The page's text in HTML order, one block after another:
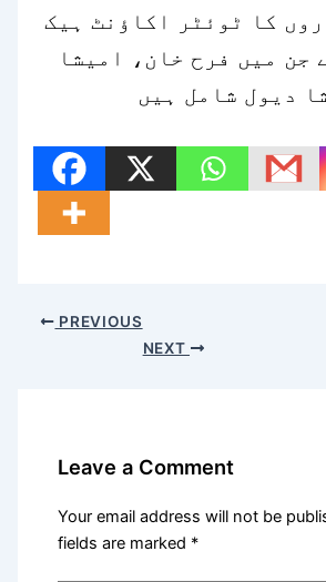
کا ٹوئٹر اکاؤنٹ ہیک
جن میں فرح خان، امیشا
دیول شامل ہیں
PREVIOUS
NEXT
Leave a Comment
Your email address will not be
fields are marked *